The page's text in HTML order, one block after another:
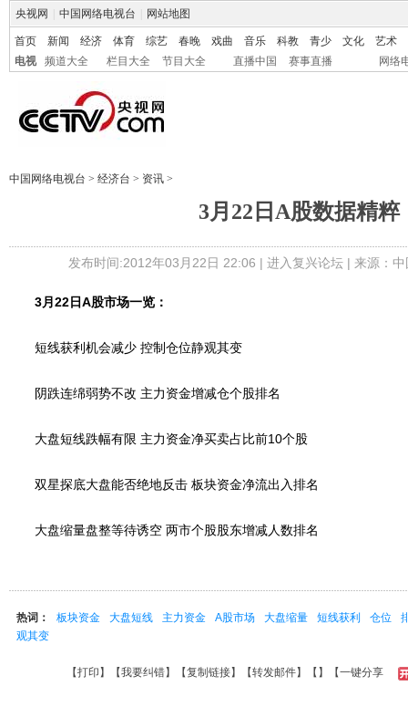
央视网 中国网络电视台 网站地图
首页 新闻 经济 体育 综艺 春晚 戏曲 音乐 科教 青少 文化
艺术
电视
频道大全 栏目大全 节目大全 直播中国 赛事直播 网络
中国网络电视台 > 经济台 > 资讯 >
3月22日A股数据精粹
发布时间:2012年03月22日 22:06 | 进入复兴论坛| 来源：
3月22日A股市场一览：
短线获利机会减少 控制仓位静观其变
阴跌连绵弱势不改 主力资金增减仓个股排名
大盘短线跌幅有限 主力资金净买卖占比前10个股
双星探底大盘能否绝地反击 板块资金净流出入排名
大盘缩量盘整等待诱空 两市个股股东增减人数排名
热词： 板块资金 大盘短线 主力资金 A股市场 大盘缩量 短线获利 仓位
观其变
【打印 】【我要纠错】【复制链接】【转发邮件】【 】 【一键分享